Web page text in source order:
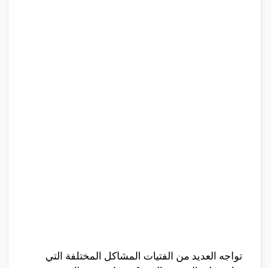
تواجه العديد من الفتيات المشاكل المختلفة التي